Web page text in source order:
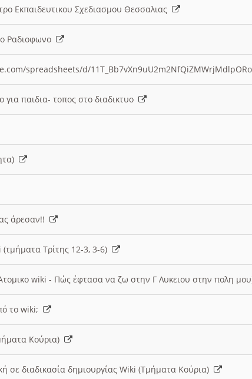
Εκπαιδευτικου Σχεδιασμου Θεσσαλιας
Ραδιοφωνο
spreadsheets/d/
για παιδια- τοπος στο διαδικτυο
άρεσαν!!
Τρίτης 12-3, 3-6)
wiki - Πώς έφτασα να ζω στην Γ Λυκειου στην πολη
το wiki;
Κούρια)
σε διαδικασία δημιουργίας Wiki (Τμήματα Κούρια)